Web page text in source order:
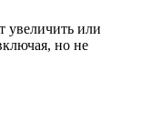
увеличить или
но не